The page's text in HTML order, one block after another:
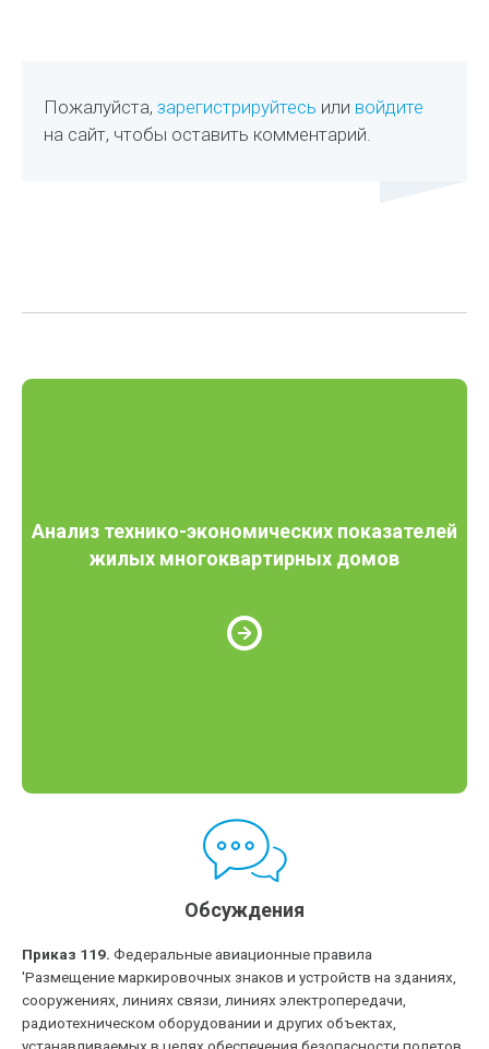
Пожалуйста,зарегистрируйтесь или войдите
на сайт, чтобы оставить комментарий.
Анализ технико-экономических показателей
жилых многоквартирных домов
Обсуждения
Приказ 119. Федеральные авиационные правила
'Размещение маркировочных знаков и устройств на зданиях,
сооружениях, линиях связи, линиях электропередачи,
радиотехническом оборудовании и других объектах,